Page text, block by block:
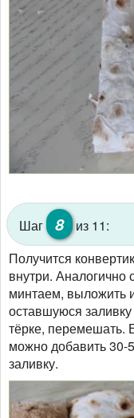
Шаг 8
из 11:
Получится
внутри. Аналогично
минтаем, выложить
оставшуюся
тёрке, перемешать.
можно добавить
заливку.